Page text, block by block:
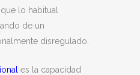
lo habitual
de un
disregulado.
es la capacidad